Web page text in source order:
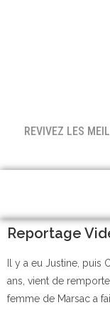
REVIVEZ LES
Reportage
Il y a eu Justine, puis
ans, vient de
femme de Marsac a